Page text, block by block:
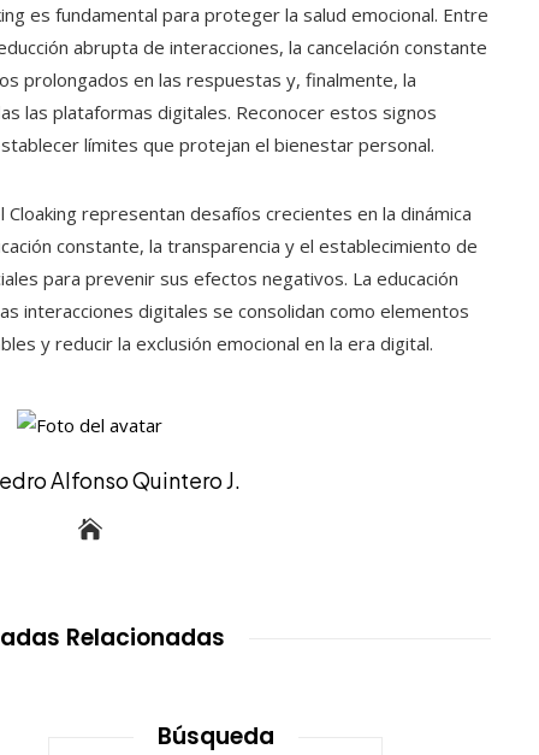
es fundamental para proteger la salud emocional. Entre
abrupta de interacciones, la cancelación constante
prolongados en las respuestas y, finalmente, la
las plataformas digitales. Reconocer estos signos
límites que protejan el bienestar personal.
representan desafíos crecientes en la dinámica
constante, la transparencia y el establecimiento de
para prevenir sus efectos negativos. La educación
interacciones digitales se consolidan como elementos
y reducir la exclusión emocional en la era digital.
Alfonso Quintero J.
Relacionadas
Búsqueda